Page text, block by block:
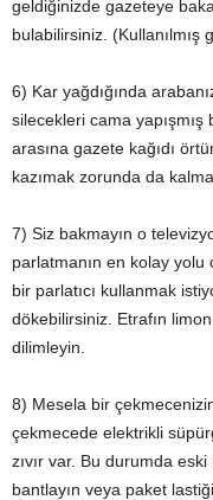
geldiğinizde gazeteye
bulabilirsiniz. (Kullanılmış
6) Kar yağdığında
silecekleri cama
arasına gazete kağıdı
kazımak zorunda da
7) Siz bakmayın o
parlatmanın en kolay yolu
bir parlatıcı kullanmak
dökebilirsiniz. Etrafın
dilimleyin.
8) Mesela bir
çekmecede elektrikli
zıvır var. Bu durumda
bantlayın veya paket